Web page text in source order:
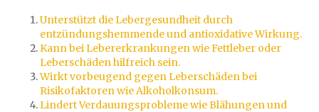
Unterstützt die Lebergesundheit durch
entzündungshemmende und antioxidative Wirkung.
Kann bei Lebererkrankungen wie Fettleber oder
Leberschäden hilfreich sein.
Wirkt vorbeugend gegen Leberschäden bei
Risikofaktoren wie Alkoholkonsum.
Lindert Verdauungsprobleme wie Blähungen und